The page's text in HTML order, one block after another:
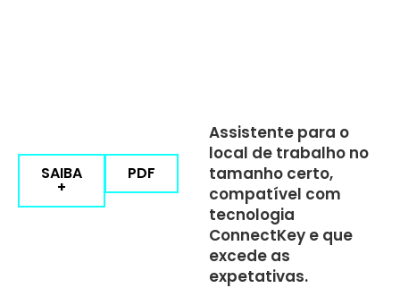
SAIBA
+
PDF
Assistente para o
local de trabalho no
tamanho certo,
compatível com
tecnologia
ConnectKey e que
excede as
expetativas.